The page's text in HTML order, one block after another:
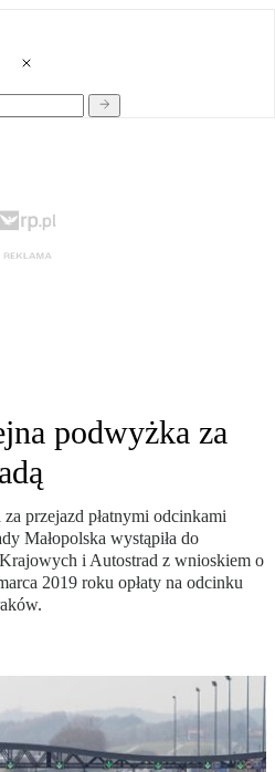
podwyżka za
przejazd płatnymi odcinkami
Małopolska wystąpiła do
i Autostrad z wnioskiem o
2019 roku opłaty na odcinku